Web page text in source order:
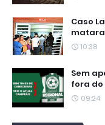
Caso
10:38
Sem
fora do
09:24